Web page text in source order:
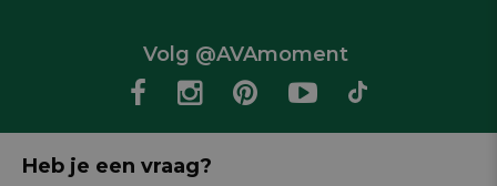
Volg @AVAmoment
Heb je een vraag?